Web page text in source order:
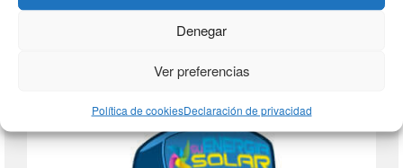
Denegar
Ver preferencias
Política de cookiesDeclaración de privacidad